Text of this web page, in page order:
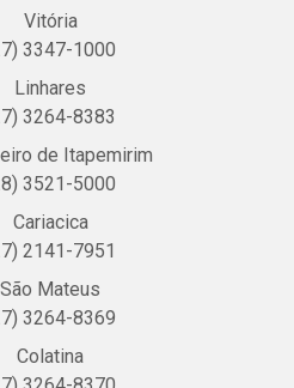
Vitória
3347-1000
Linhares
3264-8383
de Itapemirim
3521-5000
Cariacica
2141-7951
São Mateus
3264-8369
Colatina